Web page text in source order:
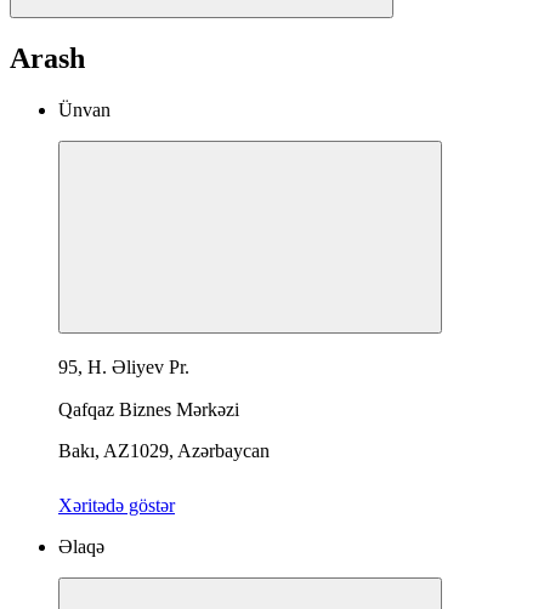
Arash
Ünvan
95, H. Əliyev Pr.
Qafqaz Biznes Mərkəzi
Bakı, AZ1029, Azərbaycan
Xəritədə göstər
Əlaqə